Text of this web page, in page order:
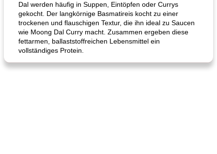
Dal werden häufig in Suppen, Eintöpfen oder Currys
gekocht. Der langkörnige Basmatireis kocht zu einer
trockenen und flauschigen Textur, die ihn ideal zu Saucen
wie Moong Dal Curry macht. Zusammen ergeben diese
fettarmen, ballaststoffreichen Lebensmittel ein
vollständiges Protein.